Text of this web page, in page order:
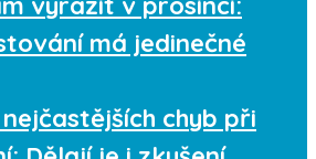
má jedinečné
nejčastějších chyb při